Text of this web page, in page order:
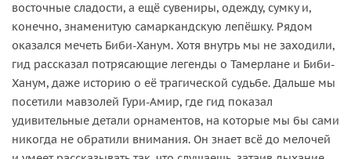
восточные сладости, а ещё сувениры, одежду, сумку и,
конечно, знаменитую самаркандскую лепёшку. Рядом
оказался мечеть Биби-Ханум. Хотя внутрь мы не заходили,
гид рассказал потрясающие легенды о Тамерлане и Биби-
Ханум, даже историю о её трагической судьбе. Дальше мы
посетили мавзолей Гури-Амир, где гид показал
удивительные детали орнаментов, на которые мы бы сами
никогда не обратили внимания. Он знает всё до мелочей